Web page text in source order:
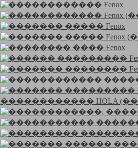
������������ Fenox
������������ Fenox
������� ����� Fenox
������� ����� Fenox
�������� ���� Fenox
������ ���������
������� ��������
������������
������� ���������
������������ HOLA
������������,
�����������
���������
������� ������